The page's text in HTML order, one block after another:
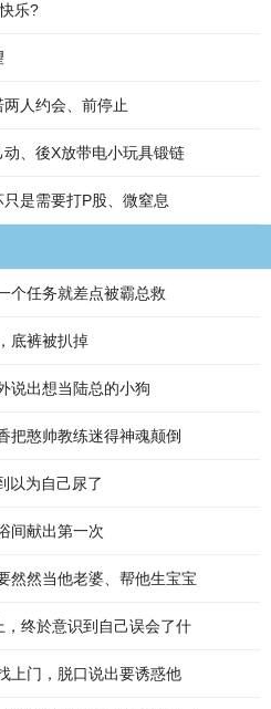
乐?
人约会、前停止
、後X放带电小玩具锻链
是需要打P股、微窒息
个任务就差点被霸总救
底裤被扒掉
说出想当陆总的小狗
把憨帅教练迷得神魂颠倒
以为自己尿了
间献出第一次
然然当他老婆、帮他生宝宝
终於意识到自己误会了什
上门，脱口说出要诱惑他